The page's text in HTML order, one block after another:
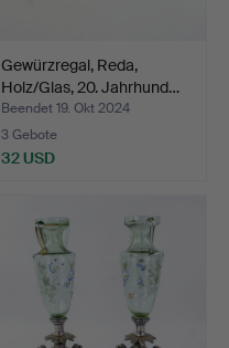
Gewürzregal, Reda,
Holz/Glas, 20. Jahrhund…
Beendet 19. Okt 2024
3 Gebote
32 USD